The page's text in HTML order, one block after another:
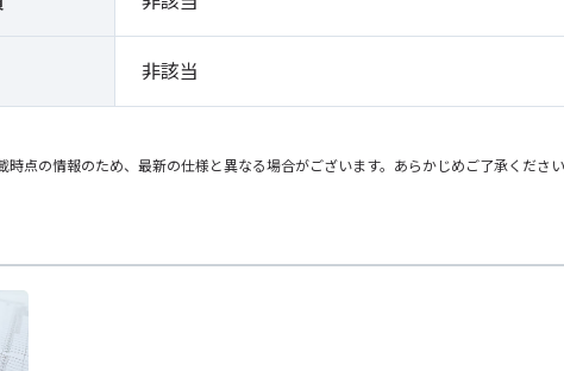
非該当
時点の情報のため、最新の仕様と異なる場合がございます。あらかじめご了承くださ